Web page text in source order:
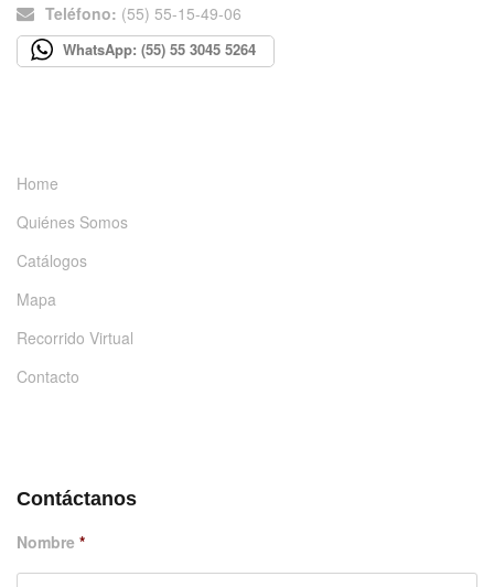
Teléfono: (55) 55-15-49-06
WhatsApp: (55) 55 3045 5264
Home
Quiénes Somos
Catálogos
Mapa
Recorrido Virtual
Contacto
Contáctanos
Nombre *